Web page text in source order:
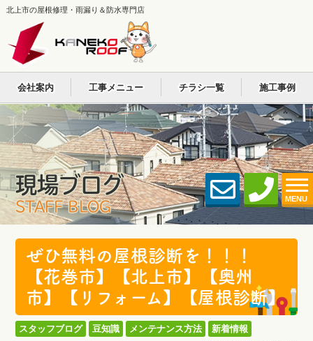
北上市の屋根修理・雨漏り＆防水専門店
MENU
会社案内 工事メニュー チラシ一覧 施工事例
現場ブログ
STAFF BLOG
ぜひ無料の屋根診断を！！！
【花巻市】【北上市】【奥州
市】【リフォーム】【屋根診断】
スタッフブログ 豆知識 メンテナンス方法
新着情報